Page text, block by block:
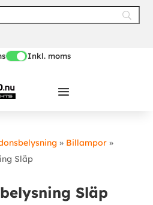
Inkl. moms
» Billampor »
Släp
Släp